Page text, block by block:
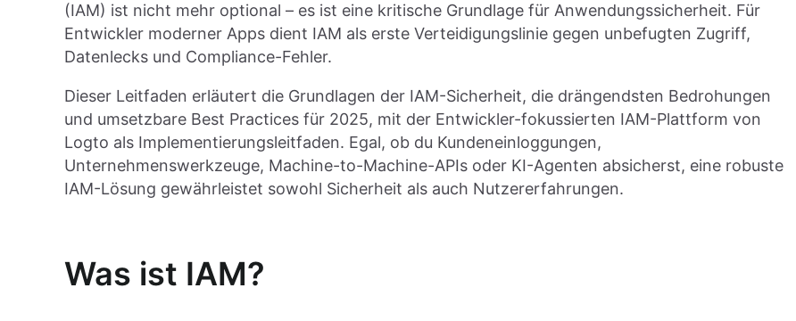
(IAM) ist nicht mehr optional – es ist eine kritische Grundlage für Anwendungssicherheit. Für
Entwickler moderner Apps dient IAM als erste Verteidigungslinie gegen unbefugten Zugriff,
Datenlecks und Compliance-Fehler.
Dieser Leitfaden erläutert die Grundlagen der IAM-Sicherheit, die drängendsten Bedrohungen
und umsetzbare Best Practices für 2025, mit der Entwickler-fokussierten IAM-Plattform von
Logto als Implementierungsleitfaden. Egal, ob du Kundeneinloggungen,
Unternehmenswerkzeuge, Machine-to-Machine-APIs oder KI-Agenten absicherst, eine robuste
IAM-Lösung gewährleistet sowohl Sicherheit als auch Nutzererfahrungen.
Was ist IAM?